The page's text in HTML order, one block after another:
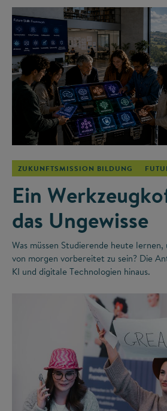
ZUKUNFTSMISSION BILDUNG
Ein
das Ungewisse
Was müssen Studierende heute
von morgen vorbereitet zu sein? Die
KI und digitale Technologien hinaus.